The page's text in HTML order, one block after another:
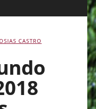
CASTRO